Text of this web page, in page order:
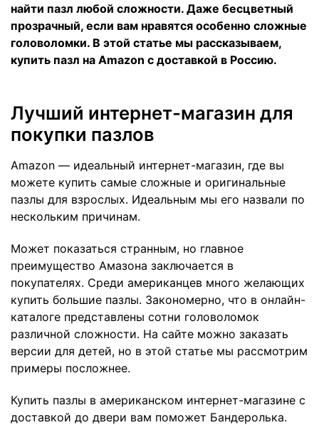
найти пазл любой сложности. Даже бесцветный
прозрачный, если вам нравятся особенно сложные
головоломки. В этой статье мы рассказываем,
купить пазл на Amazon с доставкой в Россию.
Лучший интернет-магазин для
покупки пазлов
Amazon — идеальный интернет-магазин, где вы
можете купить самые сложные и оригинальные
пазлы для взрослых. Идеальным мы его назвали по
нескольким причинам.
Может показаться странным, но главное
преимущество Амазона заключается в
покупателях. Среди американцев много желающих
купить большие пазлы. Закономерно, что в онлайн-
каталоге представлены сотни головоломок
различной сложности. На сайте можно заказать
версии для детей, но в этой статье мы рассмотрим
примеры посложнее.
Купить пазлы в американском интернет-магазине с
доставкой до двери вам поможет Бандеролька.